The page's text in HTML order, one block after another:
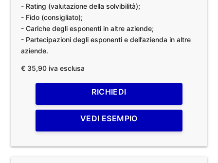
- Rating (valutazione della solvibilità);
- Fido (consigliato);
- Cariche degli esponenti in altre aziende;
- Partecipazioni degli esponenti e dell’azienda in altre
aziende.
€ 35,90 iva esclusa
RICHIEDI
VEDI ESEMPIO